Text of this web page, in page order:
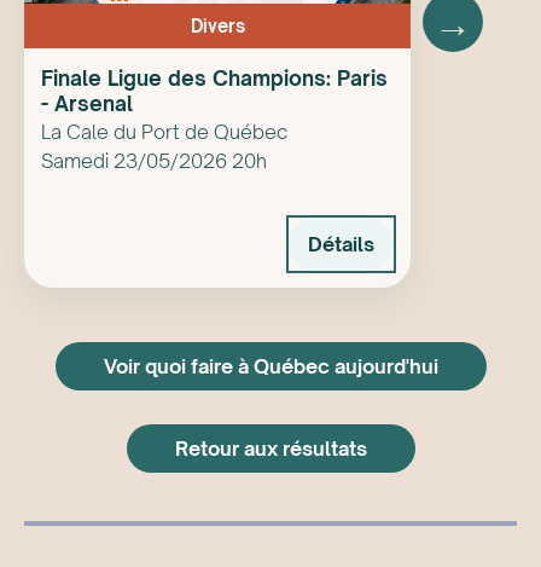
Divers
Finale Ligue des Champions: Paris
- Arsenal
La Cale du Port de Québec
Samedi 23/05/2026 20h
Détails
→
Voir quoi faire à Québec aujourd'hui
Retour aux résultats